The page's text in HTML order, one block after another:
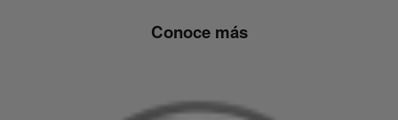
Conoce más